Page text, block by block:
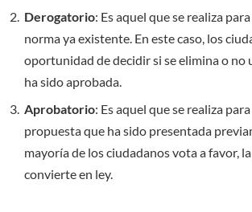
Derogatorio: Es aquel que se realiza
norma ya existente. En este caso, los
oportunidad de decidir si se elimina o no
ha sido aprobada.
Aprobatorio: Es aquel que se realiza
propuesta que ha sido presentada
mayoría de los ciudadanos vota a favor,
convierte en ley.